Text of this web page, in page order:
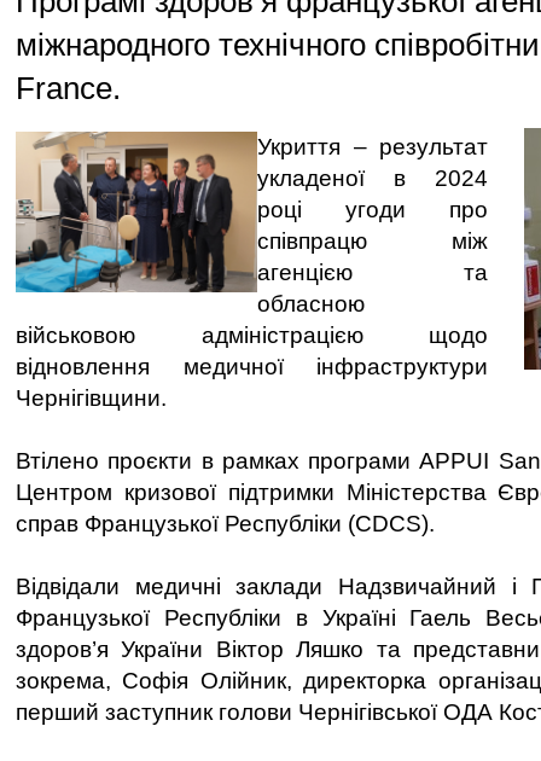
міжнародного технічного
France.
Укриття – результат
укладеної в 2024
році угоди про
співпрацю між
агенцією та
обласною
військовою адміністрацією щодо
відновлення медичної інфраструктури
Чернігівщини.
Втілено проєкти в рамках програми APPUI
Центром кризової підтримки Міністерства
справ Французької Республіки (CDCS).
Відвідали медичні заклади Надзвичайний
Французької Республіки в Україні Гаель
здоров’я України Віктор Ляшко та
зокрема, Софія Олійник, директорка
перший заступник голови Чернігівської ОДА